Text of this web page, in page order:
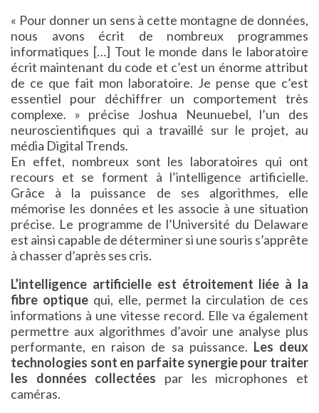
« Pour donner un sens à cette montagne de données,
nous avons écrit de nombreux programmes
informatiques […] Tout le monde dans le laboratoire
écrit maintenant du code et c’est un énorme attribut
de ce que fait mon laboratoire. Je pense que c’est
essentiel pour déchiffrer un comportement très
complexe. » précise Joshua Neunuebel, l’un des
neuroscientifiques qui a travaillé sur le projet, au
média Digital Trends.
En effet, nombreux sont les laboratoires qui ont
recours et se forment à l’intelligence artificielle.
Grâce à la puissance de ses algorithmes, elle
mémorise les données et les associe à une situation
précise. Le programme de l’Université du Delaware
est ainsi capable de déterminer si une souris s’apprête
à chasser d’après ses cris.
L’intelligence artificielle est étroitement liée à la
fibre optiquequi, elle, permet la circulation de ces
informations à une vitesse record. Elle va également
permettre aux algorithmes d’avoir une analyse plus
performante, en raison de sa puissance. Les deux
technologies sont en parfaite synergie pour traiter
les données collectées par les microphones et
caméras.